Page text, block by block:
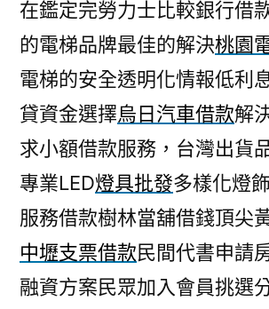
在鑑定完勞力士比較銀行借
的電梯品牌最佳的解決桃園
電梯的安全透明化情報低利
貸資金選擇烏日汽車借款解
求小額借款服務，台灣出貨
專業LED燈具批發多樣化燈
服務借款樹林當舖借錢頂尖
中壢支票借款民間代書申請
融資方案民眾加入會員挑選